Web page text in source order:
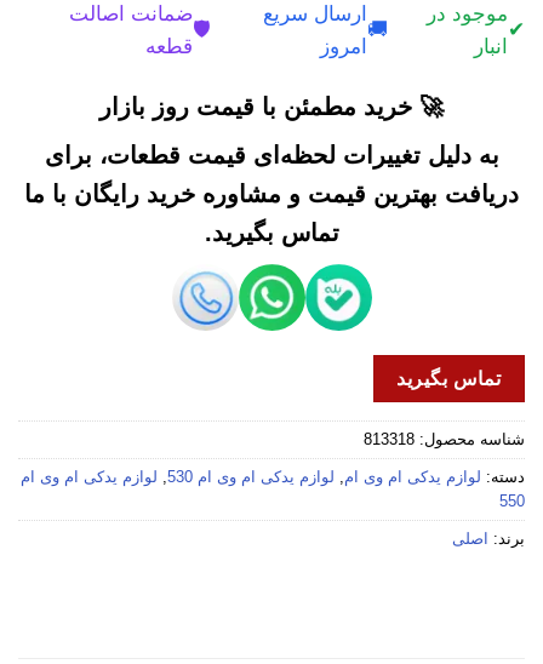
✔
موجود در
انبار
🚚
ارسال سریع
امروز
🛡️
ضمانت اصالت
قطعه
🚀 خرید مطمئن با قیمت روز بازار
به دلیل تغییرات لحظه‌ای قیمت قطعات، برای
دریافت بهترین قیمت و مشاوره خرید رایگان با ما
تماس بگیرید.
تماس بگیرید
شناسه محصول: 813318
دسته: لوازم یدکی ام وی ام, لوازم یدکی ام وی ام 530 , لوازم یدکی ام وی ام
550
برند: اصلی